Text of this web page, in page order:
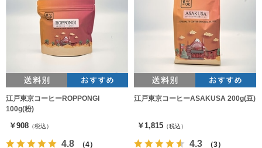
江戸東京コーヒーROPPONGI
100g(粉)
￥908 （税込）
4.8 （4）
江戸東京コーヒーASAKUSA 200g(豆)
￥1,815 （税込）
4.3 （3）